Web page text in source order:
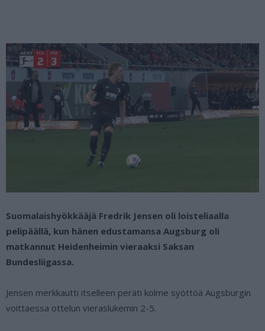
Suomalaishyökkääjä Fredrik Jensen oli loisteliaalla
pelipäällä, kun hänen edustamansa Augsburg oli
matkannut Heidenheimin vieraaksi Saksan
Bundesliigassa.
Jensen merkkautti itselleen peräti kolme syöttöä Augsburgin
voittaessa ottelun vieraslukemin 2-5.